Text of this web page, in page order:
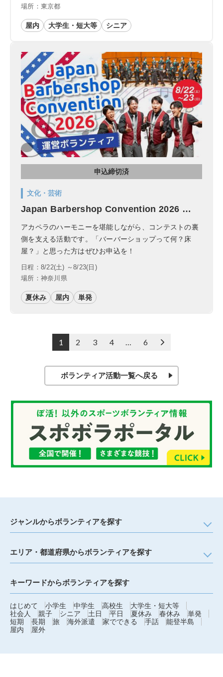
場所：東京都
屋内 大学生・短大等 シニア
申込締切済
文化・芸術
Japan Barbershop Convention 2026 …
アカペラのハーモニーを堪能しながら、コンテストの裏
側を支える活動です。「バーバーショップって何？床
屋？」と思った方はぜひお申込を！
日程：8/22(土) ～8/23(日)
場所：神奈川県
夏休み 屋内 単発
1 2 3 4 6 >
ボランティア活動一覧へ戻る
ジャンルからボランティアを探す
エリア・都道府県からボランティアを探す
キーワードからボランティアを探す
はじめて 小学生 中学生 高校生
大学生・短大等
社会人
親子 シニア 土日 平日 夏休み 春休み
単発
短期
長期 旅 海外派遣 家でできる 手話
能登半島
屋内
屋外